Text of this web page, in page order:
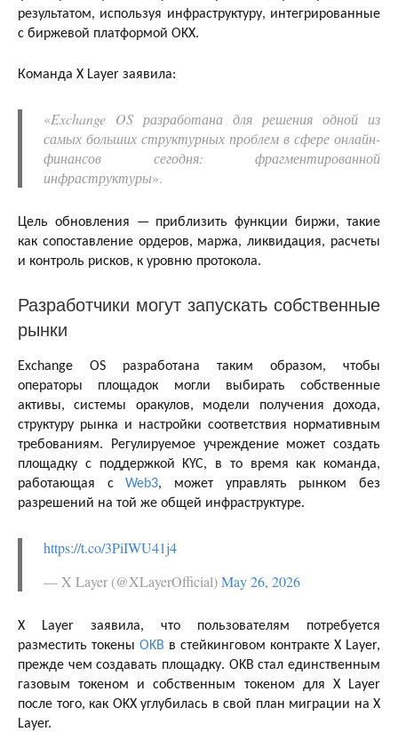
результатом, используя инфраструктуру, интегрированные
с биржевой платформой OKX.
Команда X Layer заявила:
«Exchange OS разработана для решения одной из
самых больших структурных проблем в сфере онлайн-
финансов сегодня: фрагментированной
инфраструктуры».
Цель обновления — приблизить функции биржи, такие
как сопоставление ордеров, маржа, ликвидация, расчеты
и контроль рисков, к уровню протокола.
Разработчики могут запускать собственные
рынки
Exchange OS разработана таким образом, чтобы
операторы площадок могли выбирать собственные
активы, системы оракулов, модели получения дохода,
структуру рынка и настройки соответствия нормативным
требованиям. Регулируемое учреждение может создать
площадку с поддержкой KYC, в то время как команда,
работающая сWeb3, может управлять рынком без
разрешений на той же общей инфраструктуре.
https://t.co/3PiIWU41j4
— X Layer (@XLayerOfficial)May 26, 2026
X Layer заявила, что пользователям потребуется
разместить токены OKB в стейкинговом контракте X Layer,
прежде чем создавать площадку. OKB стал единственным
газовым токеном и собственным токеном для X Layer
после того, как OKX углубилась в свой план миграции на X
Layer.